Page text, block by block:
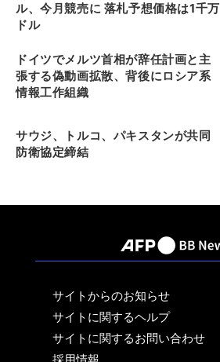
ル、今月競売に 落札予想価格は1千万
ドル
ドイツでメルツ首相が辞任計画と主
張する偽動画拡散、背後にロシア系
情報工作組織
サウジ、トルコ、パキスタンが共同
防衛協定締結
サイトからのお知らせ
サイトに関するヘルプ
サイトに関するお問い合わせ